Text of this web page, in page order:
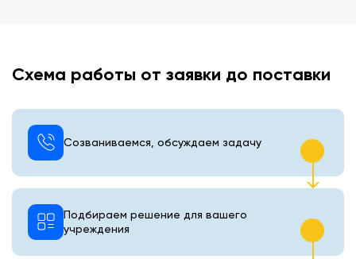
Схема работы от заявки до поставки
Созваниваемся, обсуждаем задачу
Подбираем решение для вашего
учреждения